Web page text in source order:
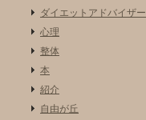
ダイエットアドバイザー
心理
整体
本
紹介
自由が丘